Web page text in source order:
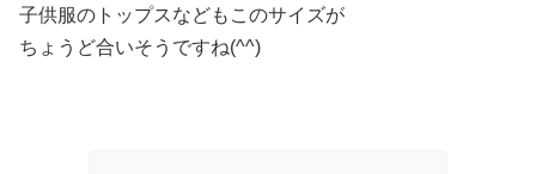
子供服のトップスなどもこのサイズが
ちょうど合いそうですね(^^)